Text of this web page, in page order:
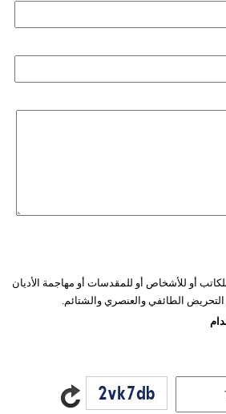
أو للأشخاص أو للمقدسات أو مهاجمة الأديان
التحريض الطائفي والعنصري والشتائم.